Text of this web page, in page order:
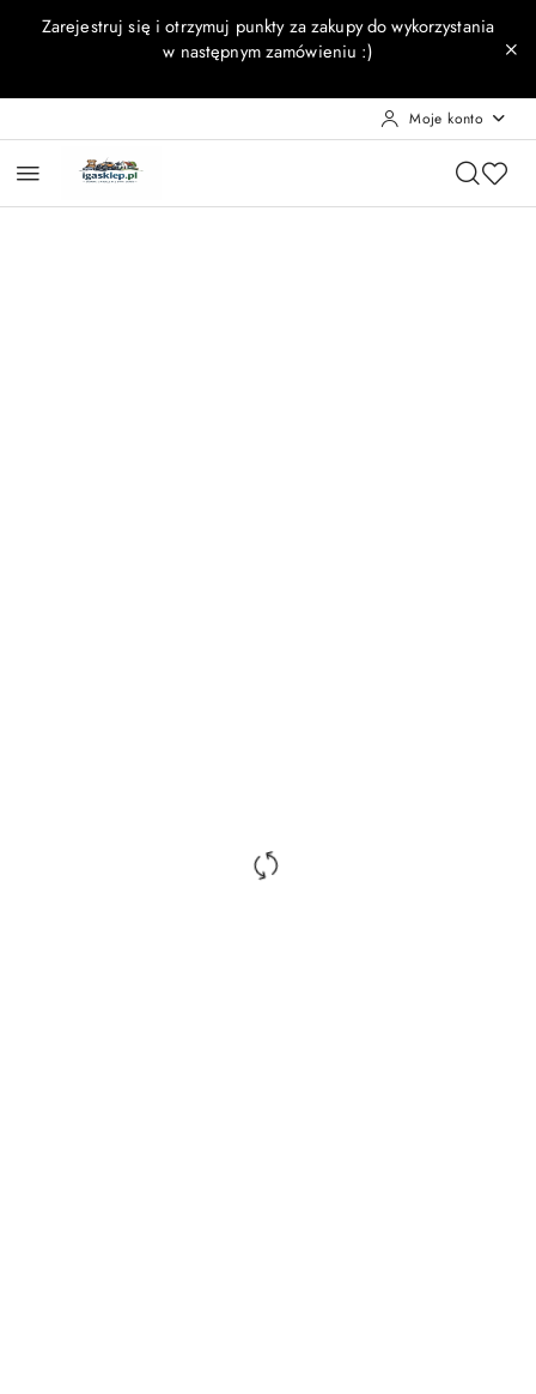
Przejdź do treści głównej
Przejdź do wyszukiwarki
Przejdź do moje konto
Przejdź do menu głównego
Przejdź do opisu produktu
Przejdź do stopki
Zarejestruj się i otrzymuj punkty za zakupy do wykorzystania
w następnym zamówieniu :)
Moje konto